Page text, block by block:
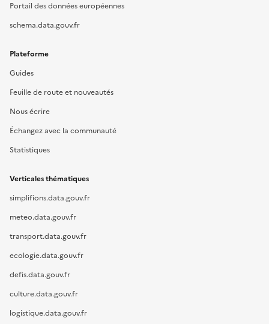
Portail des données européennes
schema.data.gouv.fr
Plateforme
Guides
Feuille de route et nouveautés
Nous écrire
Échangez avec la communauté
Statistiques
Verticales thématiques
simplifions.data.gouv.fr
meteo.data.gouv.fr
transport.data.gouv.fr
ecologie.data.gouv.fr
defis.data.gouv.fr
culture.data.gouv.fr
logistique.data.gouv.fr